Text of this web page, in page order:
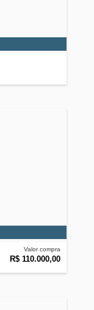
Valor compra
R$ 110.000,00